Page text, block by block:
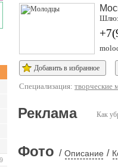
Добавить в избранное
Специализация: творческие
Как
Реклама
Фото / Описание /